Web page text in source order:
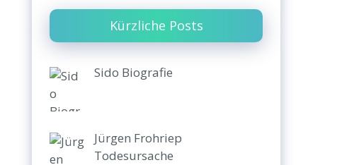
Kürzliche Posts
Sido Biografie
Jürgen Frohriep
Todesursache